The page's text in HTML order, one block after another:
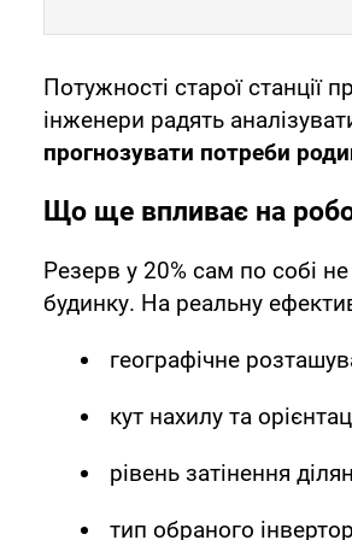
Потужності старої станції
інженери радять
прогнозувати потреби
Що ще впливає на
Резерв у 20% сам по собі
будинку. На реальну
географічне
кут нахилу та
рівень затінення
тип обраного